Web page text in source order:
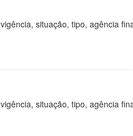
situação, tipo, agência
situação, tipo, agência